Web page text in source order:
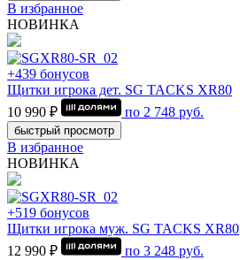
В избранное
НОВИНКА
+439 бонусов
Щитки игрока дет. SG TACKS XR80
10 990 ₽
по 2 748 руб.
быстрый просмотр
В избранное
НОВИНКА
+519 бонусов
Щитки игрока муж. SG TACKS XR80
12 990 ₽
по 3 248 руб.